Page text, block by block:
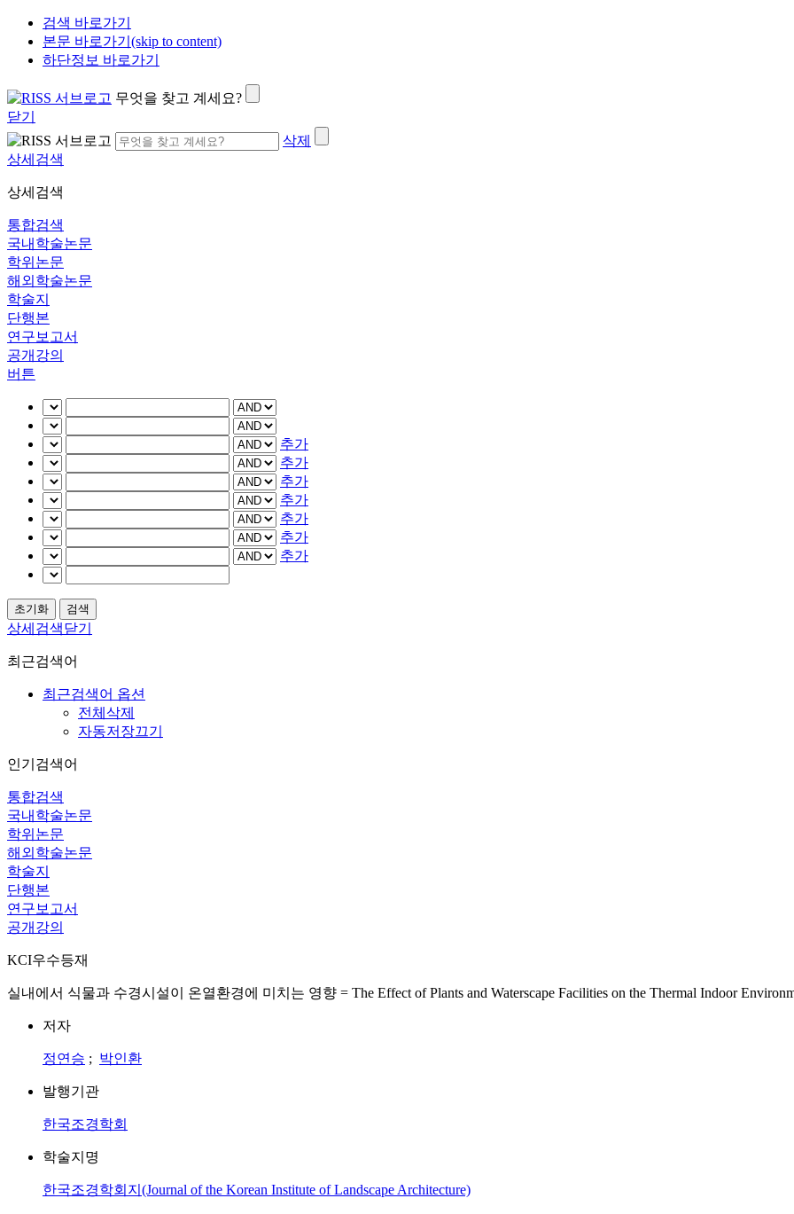
검색 바로가기
본문 바로가기(skip to content)
하단정보 바로가기
무엇을 찾고 계세요?
닫기
삭제
상세검색
상세검색
통합검색
국내학술논문
학위논문
해외학술논문
학술지
단행본
연구보고서
공개강의
버튼
추가
추가
추가
추가
추가
추가
추가
상세검색닫기
최근검색어
최근검색어 옵션
전체삭제
자동저장끄기
인기검색어
통합검색
국내학술논문
학위논문
해외학술논문
학술지
단행본
연구보고서
공개강의
KCI우수등재
실내에서 식물과 수경시설이 온열환경에 미치는 영향 = The Effect of Plants and Waterscape Facilities on the Thermal Indoor
저자
정연승 ; 박인환
발행기관
한국조경학회
학술지명
한국조경학회지(Journal of the Korean Institute of Landscape Architecture)